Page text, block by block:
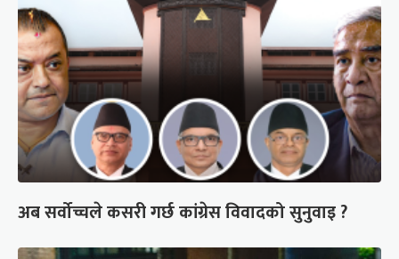
अब सर्वोच्चले कसरी गर्छ कांग्रेस विवादको सुनुवाइ ?